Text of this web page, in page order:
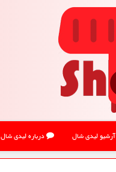
آرشیو لیدی شال درباره لیدی شال